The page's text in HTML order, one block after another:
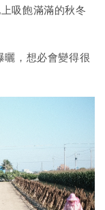
吸飽滿滿的秋冬
曬，想必會變得很